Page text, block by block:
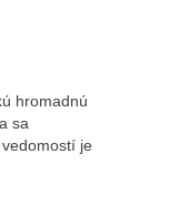
hromadnú
sa
je